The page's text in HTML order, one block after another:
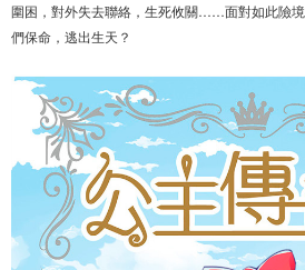
圍困，對外失去聯絡，生死攸關……面對如此險
們保命，逃出生天？